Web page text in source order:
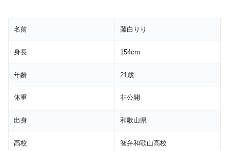
名前 藤白りり
身長 154cm
年齢 21歳
体重 非公開
出身 和歌山県
高校 智弁和歌山高校